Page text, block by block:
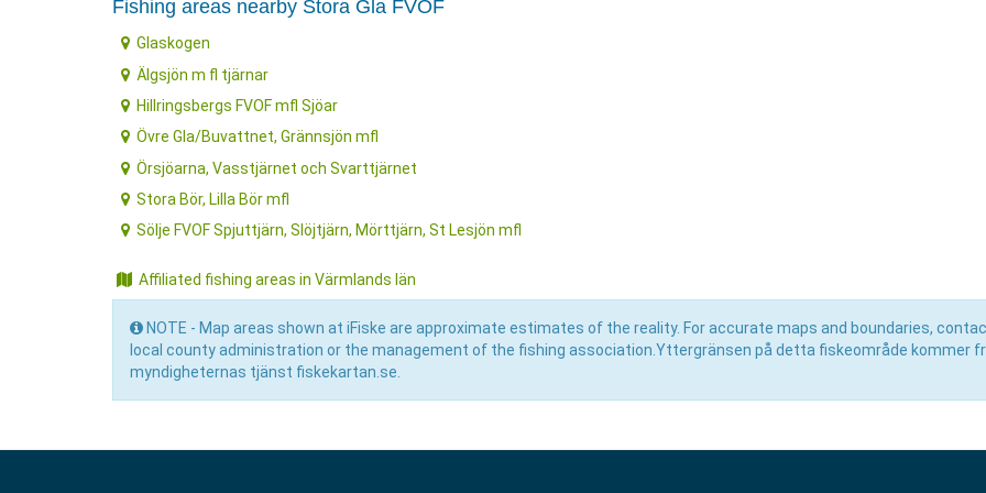
Fishing areas nearby Stora Gla FVOF
Glaskogen
Älgsjön m fl tjärnar
Hillringsbergs FVOF mfl Sjöar
Övre Gla/Buvattnet, Grännsjön mfl
Örsjöarna, Vasstjärnet och Svarttjärnet
Stora Bör, Lilla Bör mfl
Sölje FVOF Spjuttjärn, Slöjtjärn, Mörttjärn, St Lesjön mfl
Affiliated fishing areas in Värmlands län
NOTE - Map areas shown at iFiske are approximate estimates of the reality. For accurate maps and boundaries,
local county administration or the management of the fishing association.Yttergränsen på detta fiskeområde kommer
myndigheternas tjänst fiskekartan.se.